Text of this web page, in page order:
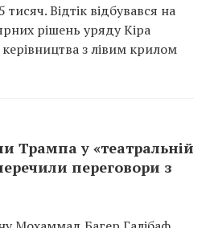
Відтік відбувався на
рішень уряду Кіра
з лівим крилом
Трампа у «театральній
переговори з